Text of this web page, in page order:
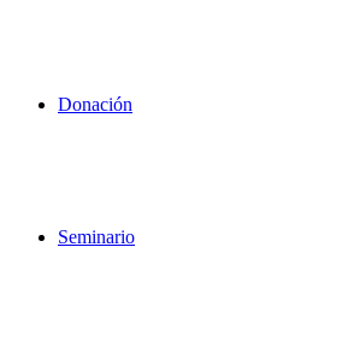
Donación
Seminario